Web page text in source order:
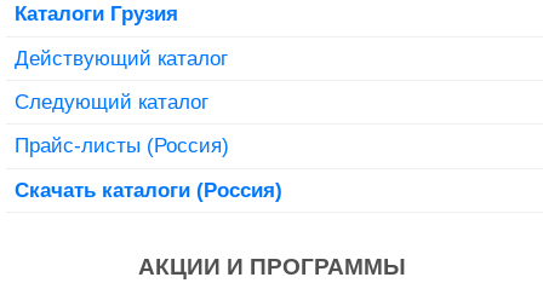
Каталоги Грузия
Действующий каталог
Следующий каталог
Прайс-листы (Россия)
Скачать каталоги (Россия)
АКЦИИ И ПРОГРАММЫ